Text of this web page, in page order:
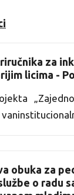
za
licima -
obuka za
o radu